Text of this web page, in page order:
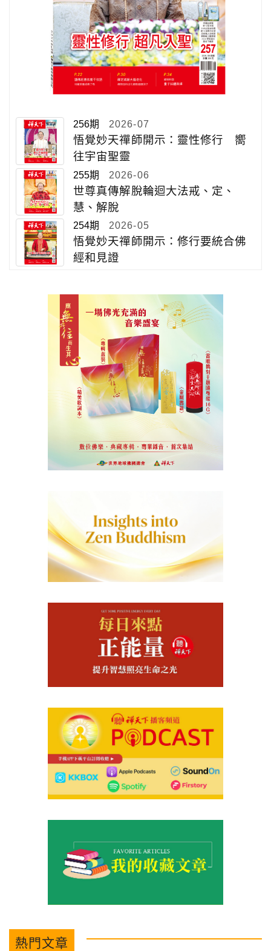
256期 2026-07
悟覺妙天禪師開示：靈性修行 嚮
往宇宙聖靈
255期 2026-06
世尊真傳解脫輪迴大法戒、定、
慧、解脫
254期 2026-05
悟覺妙天禪師開示：修行要統合佛
經和見證
熱門文章